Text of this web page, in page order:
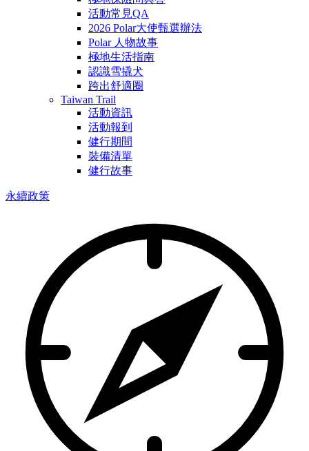
活動常見QA
2026 Polar大使甄選辦法
Polar 人物故事
極地生活指南
認識雪撬犬
跨出舒適圈
Taiwan Trail
活動資訊
活動報到
健行期間
裝備清單
健行故事
永續政策